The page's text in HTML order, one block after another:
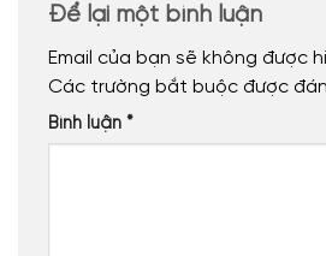
Để lại một bình luận
Email của bạn sẽ không được
Các trường bắt buộc được
Bình luận *